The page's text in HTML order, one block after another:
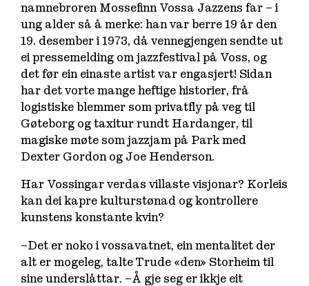
namnebroren Mossefinn Vossa Jazzens far – i
ung alder så å merke: han var berre 19 år den
19. desember i 1973, då vennegjengen sendte ut
ei pressemelding om jazzfestival på Voss, og
det før ein einaste artist var engasjert! Sidan
har det vorte mange heftige historier, frå
logistiske blemmer som privatfly på veg til
Gøteborg og taxitur rundt Hardanger, til
magiske møte som jazzjam på Park med
Dexter Gordon og Joe Henderson.
Har Vossingar verdas villaste visjonar? Korleis
kan dei kapre kulturstønad og kontrollere
kunstens konstante kvin?
–Det er noko i vossavatnet, ein mentalitet der
alt er mogeleg, talte Trude «den» Storheim til
sine underslåttar. –Å gje seg er ikkje eit